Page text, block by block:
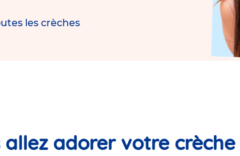
les crèches
adorer votre crèche